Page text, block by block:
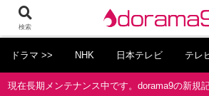
ドラマ >> NHK 日本テレビ テレ
現在長期メンテナンス中です。dorama9の新規
検索